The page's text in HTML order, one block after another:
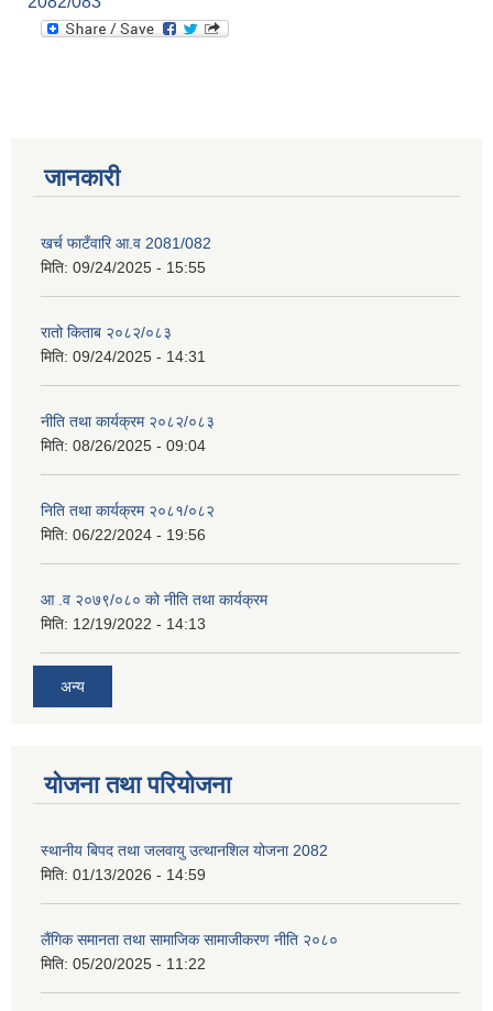
जानकारी
खर्च फाटँवारि आ.व 2081/082
मिति: 09/24/2025 - 15:55
रातो किताब २०८२/०८३
मिति: 09/24/2025 - 14:31
नीति तथा कार्यक्रम २०८२/०८३
मिति: 08/26/2025 - 09:04
निति तथा कार्यक्रम २०८१/०८२
मिति: 06/22/2024 - 19:56
आ .व २०७९/०८० को नीति तथा कार्यक्रम
मिति: 12/19/2022 - 14:13
अन्य
योजना तथा परियोजना
स्थानीय बिपद तथा जलवायु उत्थानशिल योजना 2082
मिति: 01/13/2026 - 14:59
लैंगिक समानता तथा सामाजिक सामाजीकरण नीति २०८०
मिति: 05/20/2025 - 11:22